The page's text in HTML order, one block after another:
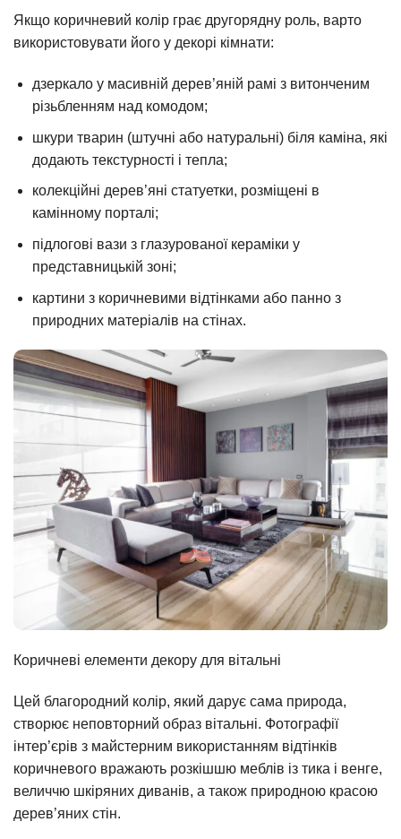
Якщо коричневий колір грає другорядну роль, варто
використовувати його у декорі кімнати:
дзеркало у масивній дерев’яній рамі з витонченим
різьбленням над комодом;
шкури тварин (штучні або натуральні) біля каміна, які
додають текстурності і тепла;
колекційні дерев’яні статуетки, розміщені в
камінному порталі;
підлогові вази з глазурованої кераміки у
представницькій зоні;
картини з коричневими відтінками або панно з
природних матеріалів на стінах.
Коричневі елементи декору для вітальні
Цей благородний колір, який дарує сама природа,
створює неповторний образ вітальні. Фотографії
інтер’єрів з майстерним використанням відтінків
коричневого вражають розкішшю меблів із тика і венге,
величчю шкіряних диванів, а також природною красою
дерев’яних стін.